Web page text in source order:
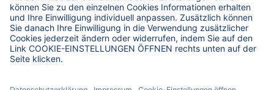
DAT Historie
Nachhaltigkeit
Informationssicherheit
Anfahrt